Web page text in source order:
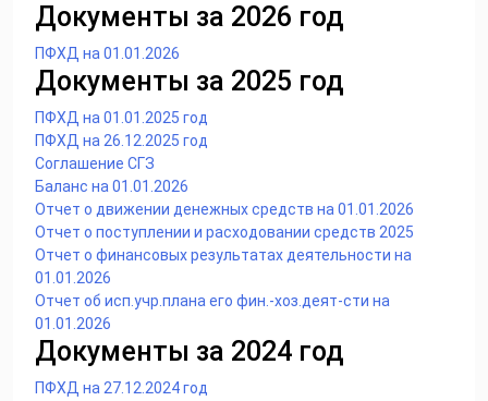
Документы за 2026 год
ПФХД на 01.01.2026
Документы за 2025 год
ПФХД на 01.01.2025 год
ПФХД на 26.12.2025 год
Соглашение СГЗ
Баланс на 01.01.2026
Отчет о движении денежных средств на 01.01.2026
Отчет о поступлении и расходовании средств 2025
Отчет о финансовых результатах деятельности на
01.01.2026
Отчет об исп.учр.плана его фин.-хоз.деят-сти на
01.01.2026
Документы за 2024 год
ПФХД на 27.12.2024 год